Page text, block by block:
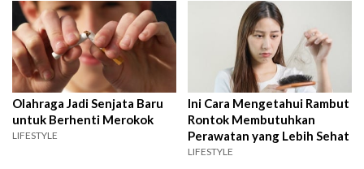
Olahraga Jadi Senjata Baru
untuk Berhenti Merokok
LIFESTYLE
Ini Cara Mengetahui Rambut
Rontok Membutuhkan
Perawatan yang Lebih Sehat
LIFESTYLE